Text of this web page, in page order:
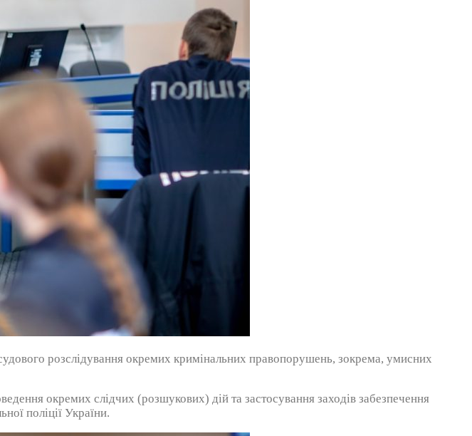
розслідування окремих кримінальних правопорушень, зокрема, умисних
окремих слідчих (розшукових) дій та застосування заходів забезпечення
поліції України.